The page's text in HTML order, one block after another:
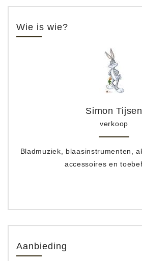
Wie is wie?
Simon Tijsen
verkoop
Bladmuziek, blaasinstrumenten,
accessoires en
Aanbieding